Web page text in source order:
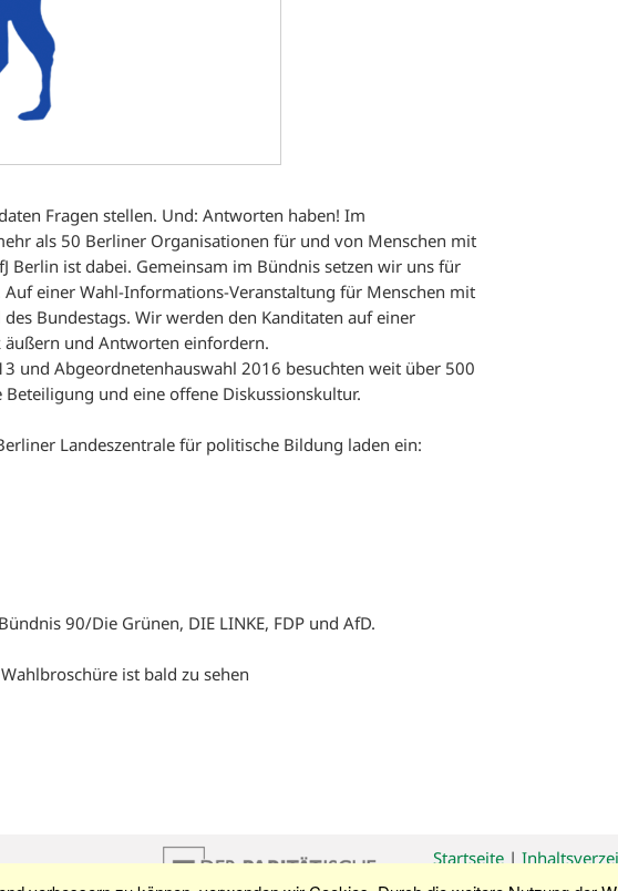
Fragen stellen. Und: Antworten haben! Im
als 50 Berliner Organisationen für und von Menschen mit
Berlin ist dabei. Gemeinsam im Bündnis setzen wir uns für
einer Wahl-Informations-Veranstaltung für Menschen mit
Bundestags. Wir werden den Kanditaten auf einer
äußern und Antworten einfordern.
und Abgeordnetenhauswahl 2016 besuchten weit über 500
und eine offene Diskussionskultur.
Landeszentrale für politische Bildung laden ein:
90/Die Grünen, DIE LINKE, FDP und AfD.
ist bald zu sehen
Startseite|